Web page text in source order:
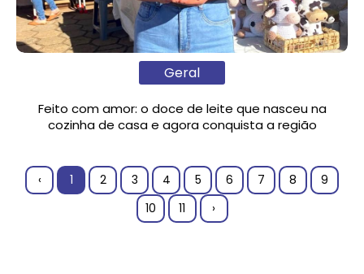
Geral
Feito com amor: o doce de leite que nasceu na
cozinha de casa e agora conquista a região
‹ 1 2 3 4 5 6 7 8
9
10
11 ›